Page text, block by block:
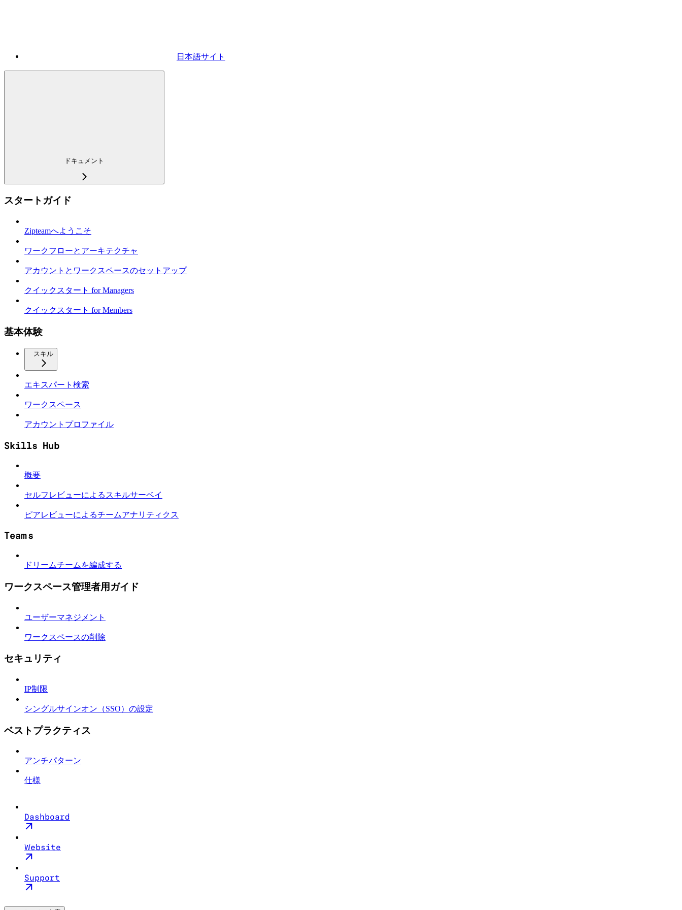
日本語サイト
ドキュメント
スタートガイド
Zipteamへようこそ
ワークフローとアーキテクチャ
アカウントとワークスペースのセットアップ
クイックスタート for Managers
クイックスタート for Members
基本体験
スキル
エキスパート検索
ワークスペース
アカウントプロファイル
Skills Hub
概要
セルフレビューによるスキルサーベイ
ピアレビューによるチームアナリティクス
Teams
ドリームチームを編成する
ワークスペース管理者用ガイド
ユーザーマネジメント
ワークスペースの削除
セキュリティ
IP制限
シングルサインオン（SSO）の設定
ベストプラクティス
アンチパターン
仕様
Dashboard
Website
Support